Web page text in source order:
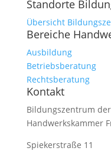
Standorte
Übersicht
Bereiche
Ausbildung
Betriebsberatung
Rechtsberatung
Kontakt
Bildungszentrum der
Handwerkskammer
Spiekerstraße 11